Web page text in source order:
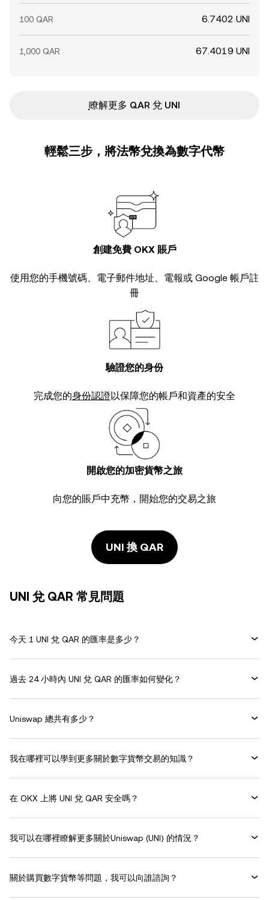
100 QAR 6.7402 UNI
1,000 QAR 67.4019 UNI
ִִִִִִִִִִִִִִִִִִִִִִִִִִִִִִִִִִִִִִִִִִִִִִִ瞭解更多 QAR 兌 UNI
輕鬆三步，將法幣兌換為數字代幣
創建免費 OKX 賬戶
使用您的手機號碼、電子郵件地址、電報或 Google 帳戶註
冊
驗證您的身份
完成您的身份認證以保障您的帳戶和資產的安全
開啟您的加密貨幣之旅
向您的賬戶中充幣，開始您的交易之旅
UNI 換 QAR
UNI 兌 QAR 常見問題
今天 1 UNI 兌 QAR 的匯率是多少？
過去 24 小時內 UNI 兌 QAR 的匯率如何變化？
Uniswap 總共有多少？
我在哪裡可以學到更多關於數字貨幣交易的知識？
在 OKX 上將 UNI 兌 QAR 安全嗎？
我可以在哪裡瞭解更多關於Uniswap (UNI) 的情況？
關於購買數字貨幣等問題，我可以向誰諮詢？